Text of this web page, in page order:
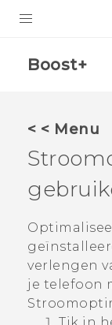
HTC Club
SUPPORT
HTC-
VIVERSE
Aanmelden
Boost+
< < Menu
verlengen
je telefoon